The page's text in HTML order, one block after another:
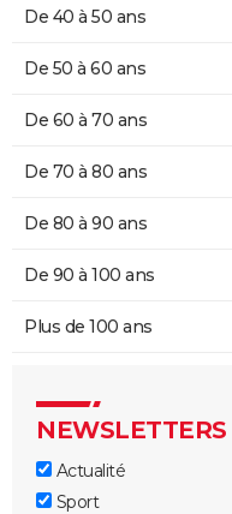
De 40 à 50 ans
De 50 à 60 ans
De 60 à 70 ans
De 70 à 80 ans
De 80 à 90 ans
De 90 à 100 ans
Plus de 100 ans
NEWSLETTERS
Actualité
Sport